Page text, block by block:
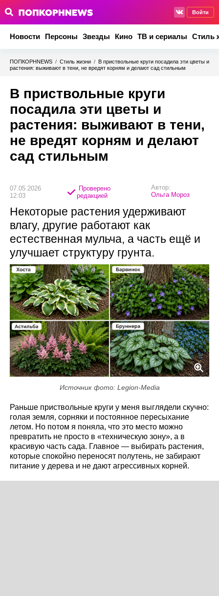
Войти
Новости Персоны Звезды Кино ТВ и сериалы Стиль
ПОПКОРНNEWS / Стиль жизни / В приствольные круги посадила эти цветы и
растения: выживают в тени, не вредят корням и делают сад стильным
В приствольные круги
посадила эти цветы и
растения: выживают в тени,
не вредят корням и делают
сад стильным
07.05.2026
12:03
Проверено
редакцией
Автор:
Ольга Мороз
Некоторые растения удерживают
влагу, другие работают как
естественная мульча, а часть ещё и
улучшает структуру грунта.
Источник фото: Legion-Media
Раньше приствольные круги у меня выглядели скучно:
голая земля, сорняки и постоянное пересыхание
летом. Но потом я поняла, что это место можно
превратить не просто в «техническую зону», а в
красивую часть сада. Главное — выбирать растения,
которые спокойно переносят полутень, не забирают
питание у дерева и не дают агрессивных корней.